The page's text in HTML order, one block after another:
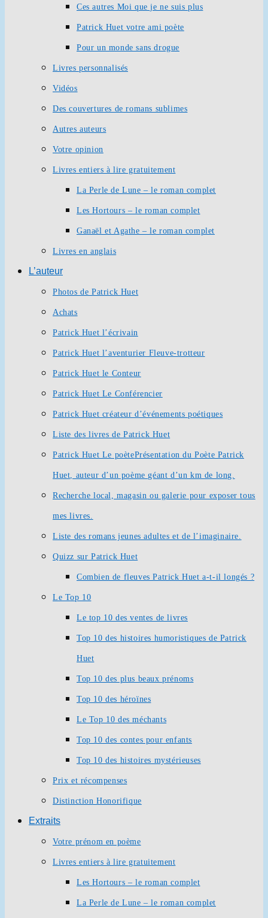
Ces autres Moi que je ne suis plus
Patrick Huet votre ami poète
Pour un monde sans drogue
Livres personnalisés
Vidéos
Des couvertures de romans sublimes
Autres auteurs
Votre opinion
Livres entiers à lire gratuitement
La Perle de Lune – le roman complet
Les Hortours – le roman complet
Ganaël et Agathe – le roman complet
Livres en anglais
L’auteur
Photos de Patrick Huet
Achats
Patrick Huet l’écrivain
Patrick Huet l’aventurier Fleuve-trotteur
Patrick Huet le Conteur
Patrick Huet Le Conférencier
Patrick Huet créateur d’événements poétiques
Liste des livres de Patrick Huet
Patrick Huet Le poètePrésentation du Poète Patrick
Huet, auteur d’un poème géant d’un km de long.
Recherche local, magasin ou galerie pour exposer tous
mes livres.
Liste des romans jeunes adultes et de l’imaginaire.
Quizz sur Patrick Huet
Combien de fleuves Patrick Huet a-t-il longés ?
Le Top 10
Le top 10 des ventes de livres
Top 10 des histoires humoristiques de Patrick
Huet
Top 10 des plus beaux prénoms
Top 10 des héroïnes
Le Top 10 des méchants
Top 10 des contes pour enfants
Top 10 des histoires mystérieuses
Prix et récompenses
Distinction Honorifique
Extraits
Votre prénom en poème
Livres entiers à lire gratuitement
Les Hortours – le roman complet
La Perle de Lune – le roman complet